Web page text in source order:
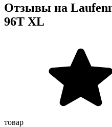
Отзывы на
96T XL
товар